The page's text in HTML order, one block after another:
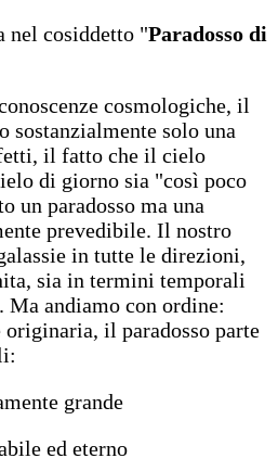
nel cosiddetto "Paradosso di
cosmologiche, il
sostanzialmente solo una
il fatto che il cielo
di giorno sia "così poco
un paradosso ma una
prevedibile. Il nostro
in tutte le direzioni,
sia in termini temporali
andiamo con ordine:
originaria, il paradosso parte
grande
ed eterno